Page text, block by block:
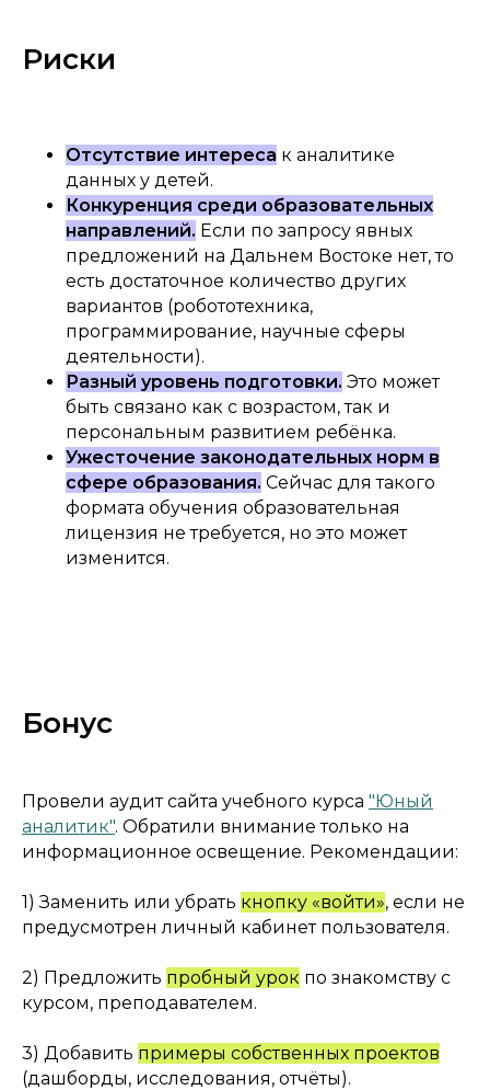
Риски
Отсутствие интереса к аналитике
данных у детей.
Конкуренция среди образовательных
направлений. Если по запросу явных
предложений на Дальнем Востоке нет, то
есть достаточное количество других
вариантов (робототехника,
программирование, научные сферы
деятельности).
Разный уровень подготовки. Это может
быть связано как с возрастом, так и
персональным развитием ребёнка.
Ужесточение законодательных норм в
сфере образования. Сейчас для такого
формата обучения образовательная
лицензия не требуется, но это может
изменится.
Бонус
Провели аудит сайта учебного курса "Юный
аналитик". Обратили внимание только на
информационное освещение. Рекомендации:
1) Заменить или убрать кнопку «войти», если не
предусмотрен личный кабинет пользователя.
2) Предложить пробный урок по знакомству с
курсом, преподавателем.
3) Добавить примеры собственных проектов
(дашборды, исследования, отчёты).